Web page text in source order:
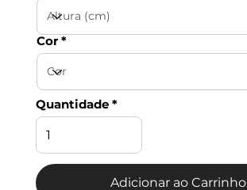
Cor
Quantidade
Adicionar ao Carrinho